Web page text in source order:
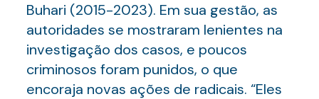
Buhari (2015-2023). Em sua gestão, as
autoridades se mostraram lenientes na
investigação dos casos, e poucos
criminosos foram punidos, o que
encoraja novas ações de radicais. “Eles